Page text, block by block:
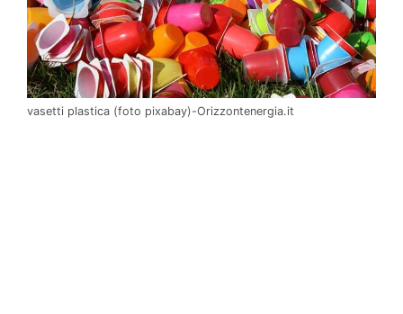
vasetti plastica (foto pixabay)-Orizzontenergia.it